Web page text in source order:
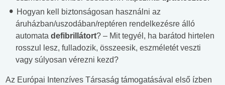
Hogyan kell biztonságosan használni az
áruházban/uszodában/reptéren rendelkezésre álló
automata defibrillátort? – Mit tegyél, ha barátod hirtelen
rosszul lesz, fulladozik, összeesik, eszméletét veszti
vagy súlyosan vérezni kezd?
Az Európai Intenzíves Társaság támogatásával első ízben